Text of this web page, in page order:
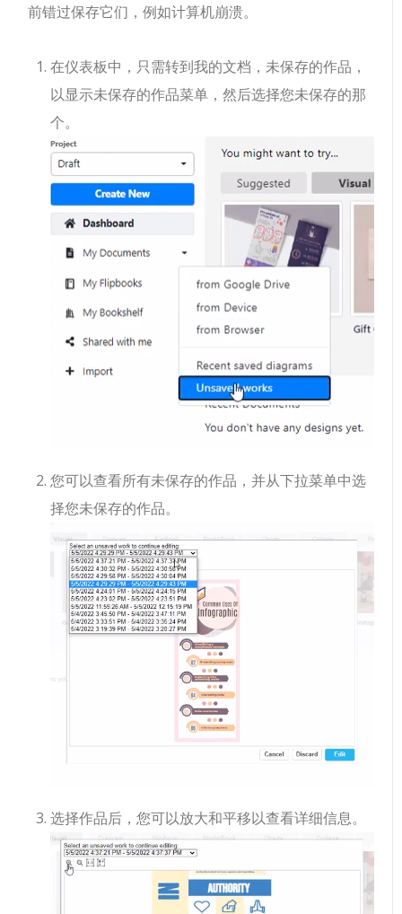
前错过保存它们，例如计算机崩溃。
在仪表板中，只需转到我的文档，未保存的作品，
以显示未保存的作品菜单，然后选择您未保存的那
个。
您可以查看所有未保存的作品，并从下拉菜单中选
择您未保存的作品。
选择作品后，您可以放大和平移以查看详细信息。